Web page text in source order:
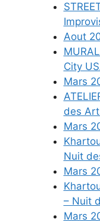
Aout
City
Mars
des
Mars
Nuit
Mars
– Nuit
Mars